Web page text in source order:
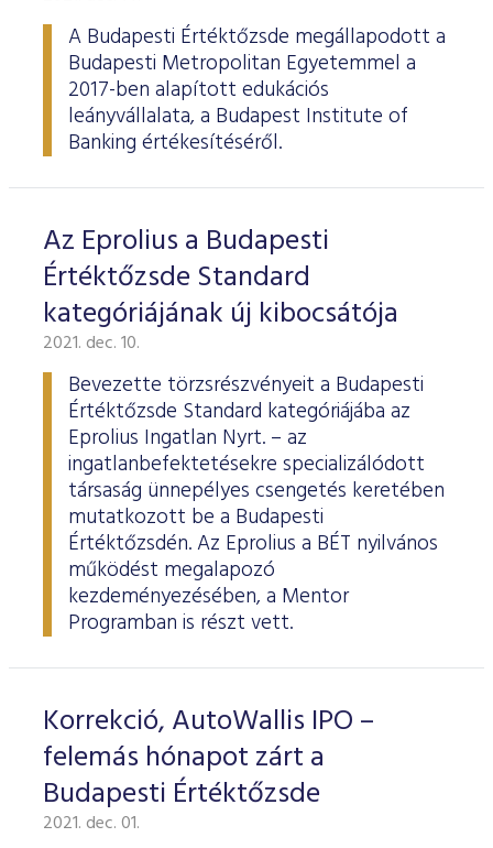
ESG Útmutató
A Budapesti Értéktőzsde megállapodott a
Budapesti Metropolitan Egyetemmel a
2017-ben alapított edukációs
leányvállalata, a Budapest Institute of
Banking értékesítéséről.
Az Eprolius a Budapesti
Értéktőzsde Standard
kategóriájának új kibocsátója
2021. dec. 10.
Bevezette törzsrészvényeit a Budapesti
Értéktőzsde Standard kategóriájába az
Eprolius Ingatlan Nyrt. – az
ingatlanbefektetésekre specializálódott
társaság ünnepélyes csengetés keretében
mutatkozott be a Budapesti
Értéktőzsdén. Az Eprolius a BÉT nyilvános
működést megalapozó
kezdeményezésében, a Mentor
Programban is részt vett.
Korrekció, AutoWallis IPO –
felemás hónapot zárt a
Budapesti Értéktőzsde
2021. dec. 01.